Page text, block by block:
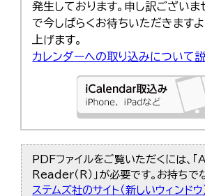
発生しております。申し訳ございま
で今しばらくお待ちいただきます
上げます。
カレンダーへの取り込みについて
PDFファイルをご覧いただくには、「
Reader（R）」が必要です。お持ちで
ステムズ社のサイト（新しいウィンドウ